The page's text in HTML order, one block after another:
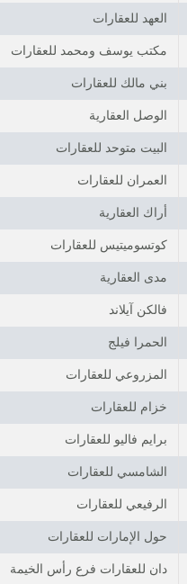
العهد للعقارات
مكتب يوسف ومحمد للعقارات
بني مالك للعقارات
الوصل العقارية
البيت متوحد للعقارات
العمران للعقارات
أراك العقارية
كوتسوميتيس للعقارات
مدى العقارية
فالكن آيلاند
الحمرا فيلج
المزروعي للعقارات
خزام للعقارات
برايم فاليو للعقارات
الشامسي للعقارات
الرفيعي للعقارات
حول الإمارات للعقارات
دان للعقارات فرع رأس الخيمة